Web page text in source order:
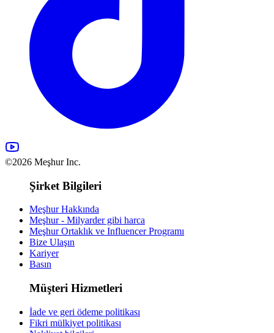
©2026 Meşhur Inc.
Şirket Bilgileri
Meşhur Hakkında
Meşhur - Milyarder gibi harca
Meşhur Ortaklık ve Influencer Programı
Bize Ulaşın
Kariyer
Basın
Müşteri Hizmetleri
İade ve geri ödeme politikası
Fikri mülkiyet politikası